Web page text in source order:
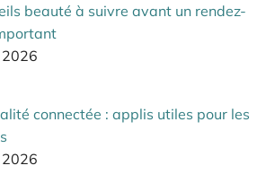
beauté à suivre avant un rendez-
connectée : applis utiles pour les